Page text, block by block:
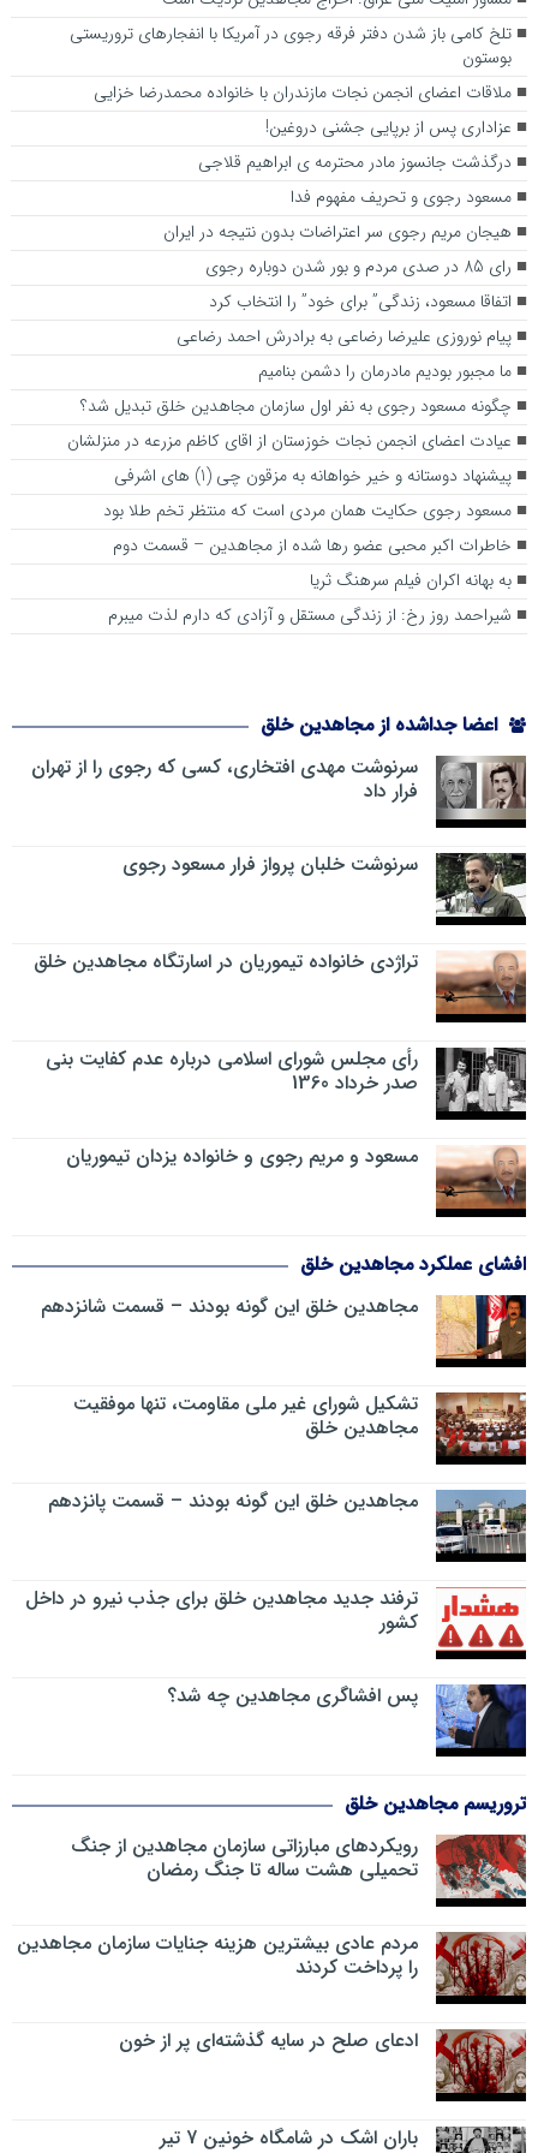
تلخ کامی باز شدن دفتر فرقه رجوی در آمریکا با انفجارهای تروریستی
بوستون
ملاقات اعضای انجمن نجات مازندران با خانواده محمدرضا خزایی
عزاداری پس از برپایی جشنی دروغین!
درگذشت جانسوز مادر محترمه ی ابراهیم قلاجی
مسعود رجوی و تحریف مفهوم فدا
هیجان مریم رجوی سر اعتراضات بدون نتیجه در ایران
رای 85 در صدی مردم و بور شدن دوباره رجوی
اتفاقا مسعود، زندگی” برای خود” را انتخاب کرد
پیام نوروزی علیرضا رضاعی به برادرش احمد رضاعی
ما مجبور بودیم مادرمان را دشمن بنامیم
چگونه مسعود رجوی به نفر اول سازمان مجاهدین خلق تبدیل شد؟
عیادت اعضای انجمن نجات خوزستان از اقای کاظم مزرعه در منزلشان
پیشنهاد دوستانه و خیر خواهانه به مزقون چی (1) های اشرفی
مسعود رجوی حکایت همان مردی است که منتظر تخم طلا بود
خاطرات اکبر محبی عضو رها شده از مجاهدین – قسمت دوم
به ‌بهانه اکران فیلم سرهنگ ثریا
شیراحمد روز رخ: از زندگی مستقل و آزادی که دارم لذت میبرم
اعضا جداشده از مجاهدین خلق
سرنوشت مهدی افتخاری، کسی که رجوی را از تهران
فرار داد
سرنوشت خلبان پرواز فرار مسعود رجوی
تراژدی خانواده تیموریان در اسارتگاه مجاهدین خلق
رأی مجلس شورای اسلامی درباره عدم كفایت بنی
صدر خرداد 1360
مسعود و مریم رجوی و خانواده یزدان تیموریان
افشای عملکرد مجاهدین خلق
مجاهدین خلق این گونه بودند – قسمت شانزدهم
تشکیل شورای غیر ملی مقاومت، تنها موفقیت
مجاهدین خلق
مجاهدین خلق این گونه بودند – قسمت پانزدهم
ترفند جدید مجاهدین خلق برای جذب نیرو در داخل
کشور
پس افشاگری مجاهدین چه شد؟
تروریسم مجاهدین خلق
رویکرد‌های مبارزاتی سازمان مجاهدین از جنگ
تحمیلی هشت ساله تا جنگ رمضان
مردم عادی بیشترین هزینه جنایات سازمان مجاهدین
را پرداخت کردند
ادعای صلح در سایه گذشته‌ای پر از خون
باران اشک در شامگاه خونین 7 تیر